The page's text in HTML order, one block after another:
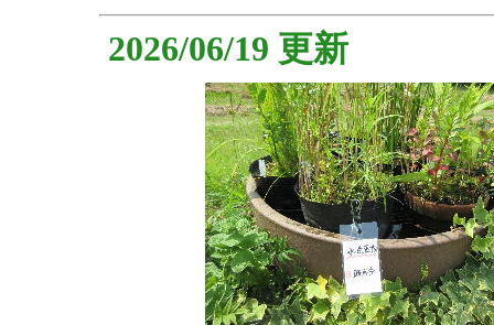
2026/06/19 更新